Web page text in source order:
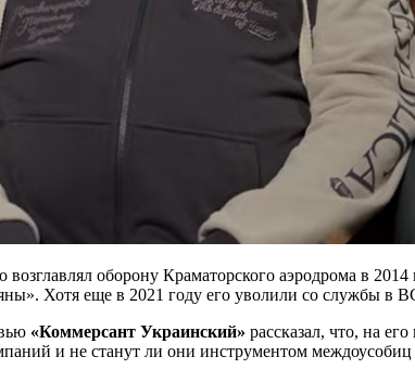
оборону Краматорского аэродрома в
Хотя еще в 2021 году его уволили со службы в
«Коммерсант Украинский» рассказал, что, на
и не станут ли они инструментом